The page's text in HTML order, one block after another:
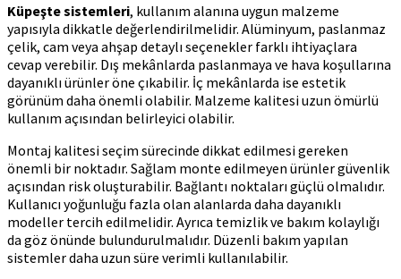
Küpeşte sistemleri, kullanım alanına uygun malzeme
yapısıyla dikkatle değerlendirilmelidir. Alüminyum, paslanmaz
çelik, cam veya ahşap detaylı seçenekler farklı ihtiyaçlara
cevap verebilir. Dış mekânlarda paslanmaya ve hava koşullarına
dayanıklı ürünler öne çıkabilir. İç mekânlarda ise estetik
görünüm daha önemli olabilir. Malzeme kalitesi uzun ömürlü
kullanım açısından belirleyici olabilir.
Montaj kalitesi seçim sürecinde dikkat edilmesi gereken
önemli bir noktadır. Sağlam monte edilmeyen ürünler güvenlik
açısından risk oluşturabilir. Bağlantı noktaları güçlü olmalıdır.
Kullanıcı yoğunluğu fazla olan alanlarda daha dayanıklı
modeller tercih edilmelidir. Ayrıca temizlik ve bakım kolaylığı
da göz önünde bulundurulmalıdır. Düzenli bakım yapılan
sistemler daha uzun süre verimli kullanılabilir.